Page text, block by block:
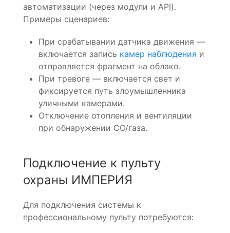
автоматизации (через модули и API).
Примеры сценариев:
При срабатывании датчика движения —
включается запись камер наблюдения и
отправляется фрагмент на облако.
При тревоге — включается свет и
фиксируется путь злоумышленника
уличными камерами.
Отключение отопления и вентиляции
при обнаружении CO/газа.
Подключение к пульту
охраны ИМПЕРИЯ
Для подключения системы к
профессиональному пульту потребуются: